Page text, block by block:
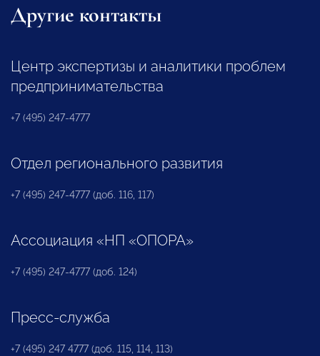
Другие контакты
Центр экспертизы и аналитики проблем
предпринимательства
+7 (495) 247-4777
Отдел регионального развития
+7 (495) 247-4777 (доб. 116, 117)
Ассоциация «НП «ОПОРА»
+7 (495) 247-4777 (доб. 124)
Пресс-служба
+7 (495) 247 4777 (доб. 115, 114, 113)